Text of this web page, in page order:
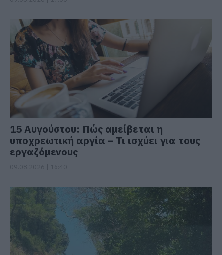
15 Αυγούστου: Πώς αμείβεται η
υποχρεωτική αργία – Τι ισχύει για τους
εργαζόμενους